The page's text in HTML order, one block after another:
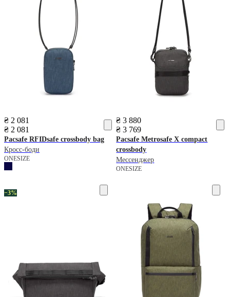
₴ 2 081
₴ 2 081
Pacsafe RFIDsafe crossbody bag
Кросс-боди
ONESIZE
₴ 3 880
₴ 3 769
Pacsafe Metrosafe X compact
crossbody
Мессенджер
ONESIZE
−3%